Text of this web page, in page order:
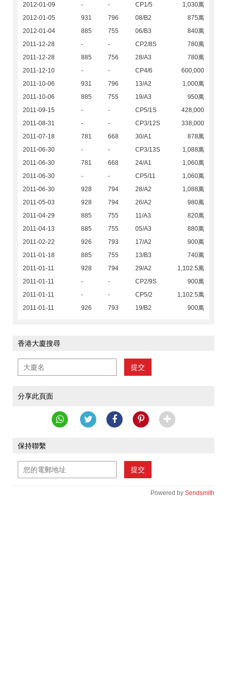
2012-01-09 - - CP1/5
1,030萬
2012-01-05
931 796 08/B2
875萬
2012-01-04
885 755 06/B3
840萬
2011-12-28
- - CP2/8S
780萬
2011-12-28
885 756 28/A3
780萬
2011-12-10
- - CP4/6
600,000
2011-10-06
931 796 13/A2
1,000萬
2011-10-06
885 755 19/A3
950萬
2011-09-15
- - CP5/1S
428,000
2011-08-31
- - CP3/12S
338,000
2011-07-18
781 668 30/A1
878萬
2011-06-30
- - CP3/13S
1,088萬
2011-06-30
781 668 24/A1
1,060萬
2011-06-30
- - CP5/11
1,060萬
2011-06-30
928 794 28/A2
1,088萬
2011-05-03
928 794 26/A2
980萬
2011-04-29
885 755 11/A3
820萬
2011-04-13
885 755 05/A3
880萬
2011-02-22
926 793 17/A2
900萬
2011-01-18
885 755 13/B3
740萬
2011-01-11
928 794 29/A2
1,102.5萬
2011-01-11
- - CP2/9S
900萬
2011-01-11
- - CP5/2
1,102.5萬
2011-01-11
926 793 19/B2 900萬
香港大廈搜尋
提交
分享此頁面
保持聯繫
提交
Powered by Sendsmith